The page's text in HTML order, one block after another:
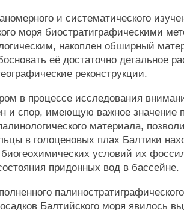
и систематического
моря биостратиграфическими
накоплен обширный
её достаточно детальное
реконструкции.
в процессе исследования
и спор, имеющую важное значение
материала,
в голоценовых плах Балтики
условий их
придонных вод в бассейне.
Балтийского моря явилось